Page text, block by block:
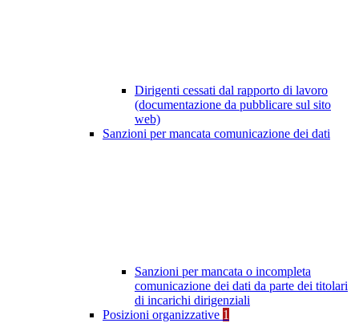
Dirigenti cessati dal rapporto di lavoro
(documentazione da pubblicare sul sito
web)
Sanzioni per mancata comunicazione dei dati
Sanzioni per mancata o incompleta
comunicazione dei dati da parte dei titolari
di incarichi dirigenziali
Posizioni organizzative 1